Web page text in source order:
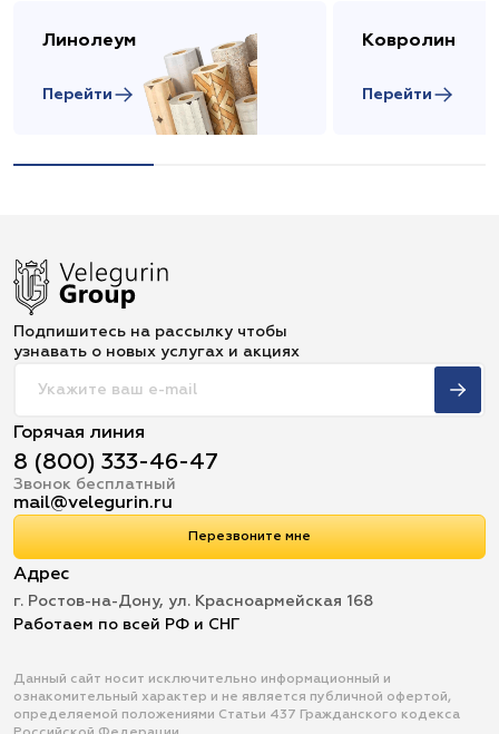
Линолеум
Перейти
Ковролин
Перейти
Подпишитесь на рассылку чтобы
узнавать о новых услугах и акциях
Горячая линия
8 (800) 333-46-47
Звонок бесплатный
mail@velegurin.ru
Перезвоните мне
Адрес
г. Ростов-на-Дону, ул. Красноармейская 168
Работаем по всей РФ и СНГ
Данный сайт носит исключительно информационный и
ознакомительный характер и не является публичной офертой,
определяемой положениями Статьи 437 Гражданского кодекса